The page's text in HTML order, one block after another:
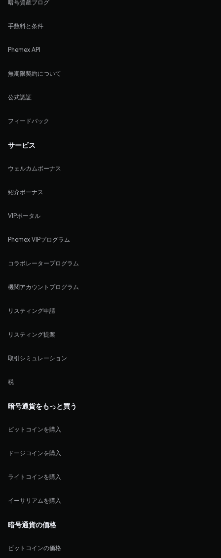
暗号資産ブログ
手数料と条件
Phemex API
無期限契約について
公式認証
フィードバック
サービス
ウェルカムボーナス
紹介ボーナス
VIPポータル
Phemex VIPプログラム
コラボレータープログラム
機関アカウントプログラム
リスティング申請
リスティング提案
取引シミュレーション
税
暗号通貨をもっと買う
ビットコインを購入
ドージコインを購入
ライトコインを購入
イーサリアムを購入
暗号通貨の価格
ビットコインの価格